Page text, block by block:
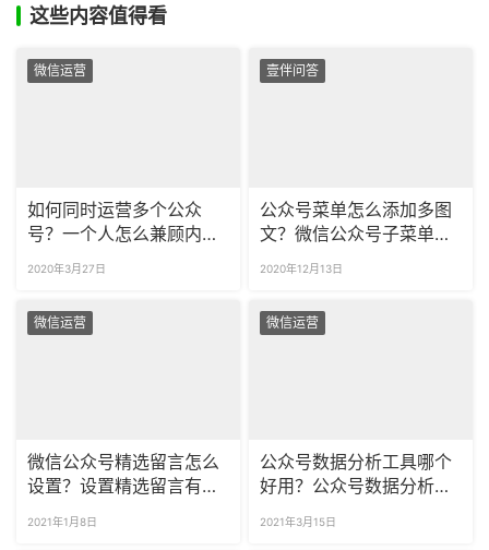
这些内容值得看
微信运营
如何同时运营多个公众
号？一个人怎么兼顾内容
2020年3月27日
壹伴问答
公众号菜单怎么添加多图
文？微信公众号子菜单怎
2020年12月13日
微信运营
微信公众号精选留言怎么
设置？设置精选留言有什
2021年1月8日
微信运营
公众号数据分析工具哪个
好用？公众号数据分析报
2021年3月15日